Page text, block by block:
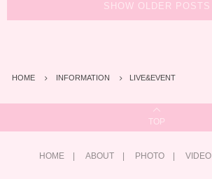
SHOW OLDER POSTS
HOME INFORMATION LIVE&EVENT
TOP
HOME ABOUT PHOTO VIDEO